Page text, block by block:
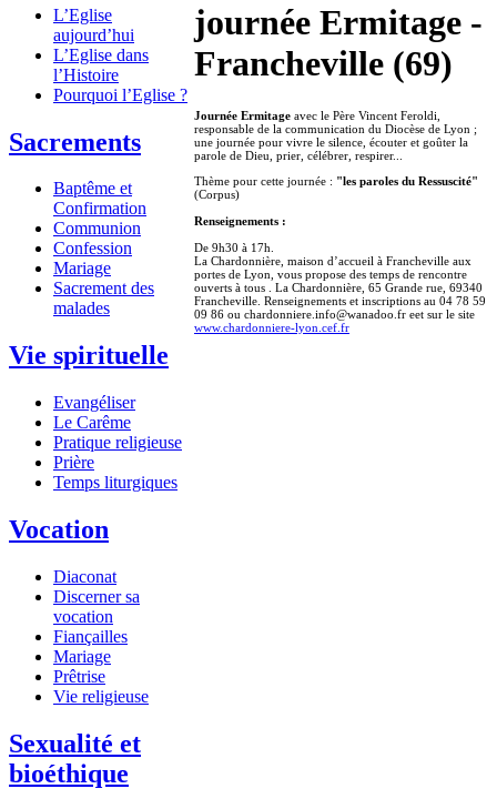
L’Eglise
aujourd’hui
L’Eglise dans
l’Histoire
Pourquoi l’Eglise ?
Sacrements
Baptême et
Confirmation
Communion
Confession
Mariage
Sacrement des
malades
Vie spirituelle
Evangéliser
Le Carême
Pratique religieuse
Prière
Temps liturgiques
Vocation
Diaconat
Discerner sa
vocation
Fiançailles
Mariage
Prêtrise
Vie religieuse
Sexualité et
bioéthique
journée Ermitage -
Francheville (69)
Journée Ermitage avec le Père Vincent Feroldi,
responsable de la communication du Diocèse de Lyon ;
une journée pour vivre le silence, écouter et goûter la
parole de Dieu, prier, célébrer, respirer...
Thème pour cette journée : "les paroles du Ressuscité"
(Corpus)
Renseignements :
De 9h30 à 17h.
La Chardonnière, maison d’accueil à Francheville aux
portes de Lyon, vous propose des temps de rencontre
ouverts à tous . La Chardonnière, 65 Grande rue, 69340
Francheville. Renseignements et inscriptions au 04 78 59
09 86 ou chardonniere.info@wanadoo.fr eet sur le site
www.chardonniere-lyon.cef.fr